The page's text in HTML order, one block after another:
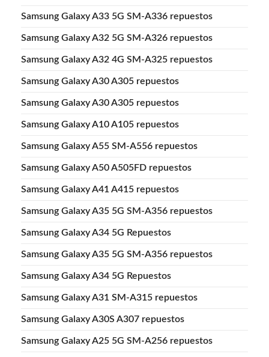
Samsung Galaxy A33 5G SM-A336 repuestos
Samsung Galaxy A32 5G SM-A326 repuestos
Samsung Galaxy A32 4G SM-A325 repuestos
Samsung Galaxy A30 A305 repuestos
Samsung Galaxy A30 A305 repuestos
Samsung Galaxy A10 A105 repuestos
Samsung Galaxy A55 SM-A556 repuestos
Samsung Galaxy A50 A505FD repuestos
Samsung Galaxy A41 A415 repuestos
Samsung Galaxy A35 5G SM-A356 repuestos
Samsung Galaxy A34 5G Repuestos
Samsung Galaxy A35 5G SM-A356 repuestos
Samsung Galaxy A34 5G Repuestos
Samsung Galaxy A31 SM-A315 repuestos
Samsung Galaxy A30S A307 repuestos
Samsung Galaxy A25 5G SM-A256 repuestos